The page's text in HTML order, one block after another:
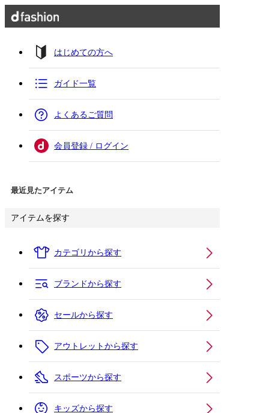
はじめての方へ
ガイド一覧
よくあるご質問
会員登録 / ログイン
最近見たアイテム
アイテムを探す
カテゴリから探す
ブランドから探す
セールから探す
アウトレットから探す
スポーツから探す
キッズから探す